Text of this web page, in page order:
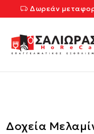
Δωρεάν
Δοχεία